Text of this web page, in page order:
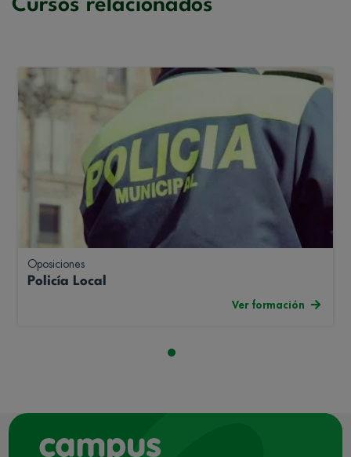
Cursos relacionados
Oposiciones
Policía Local
Ver formación